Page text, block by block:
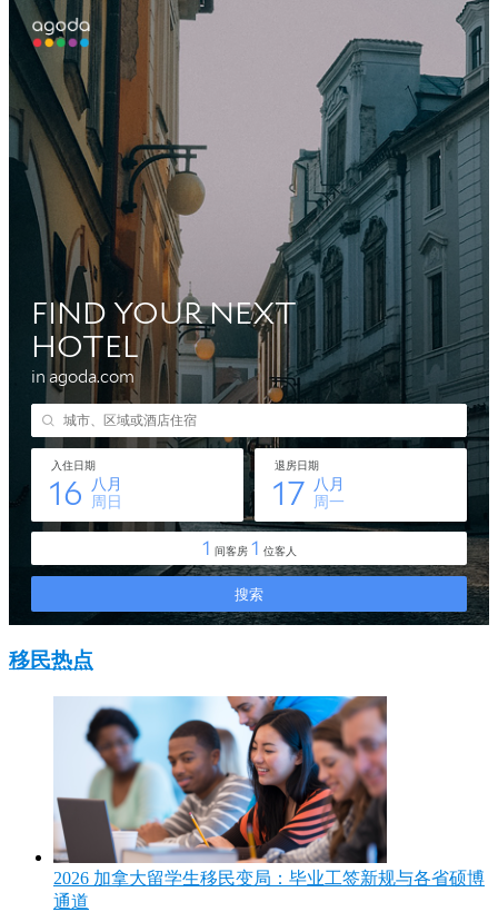
移民热点
2026 加拿大留学生移民变局：毕业工签新规与各省硕博
通道